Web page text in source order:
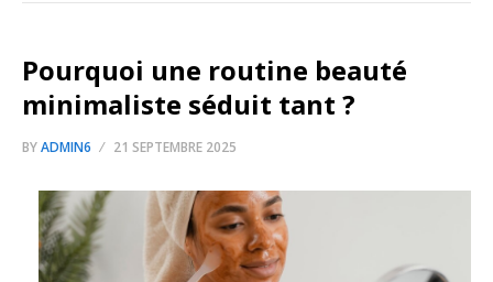
Pourquoi une routine beauté
minimaliste séduit tant ?
BYADMIN6 21 SEPTEMBRE 2025